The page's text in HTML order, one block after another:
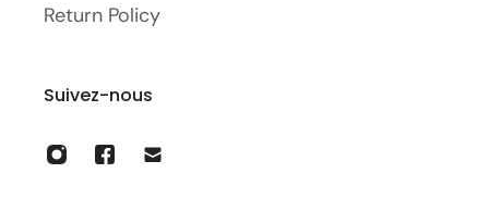
Return Policy
Suivez-nous